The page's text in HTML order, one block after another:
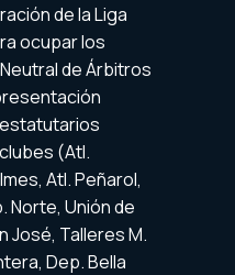
de la Liga
ocupar los
de Árbitros
(Atl.
Atl. Peñarol,
Norte, Unión de
José, Talleres M.
Dep. Bella